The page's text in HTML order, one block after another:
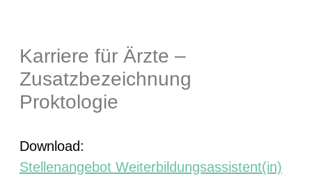
Karriere für Ärzte –
Zusatzbezeichnung
Proktologie
Download:
Stellenangebot Weiterbildungsassistent(in)